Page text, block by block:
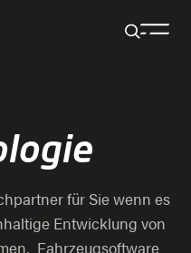
für Sie wenn es
Entwicklung von
Fahrzeugsoftware